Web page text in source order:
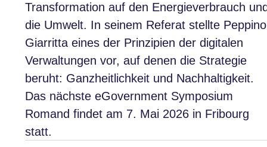
Transformation auf den Energieverbrauch
die Umwelt. In seinem Referat stellte Peppino
Giarritta eines der Prinzipien der digitalen
Verwaltungen vor, auf denen die Strategie
beruht: Ganzheitlichkeit und Nachhaltigkeit.
Das nächste eGovernment Symposium
Romand findet am 7. Mai 2026 in Fribourg
statt.